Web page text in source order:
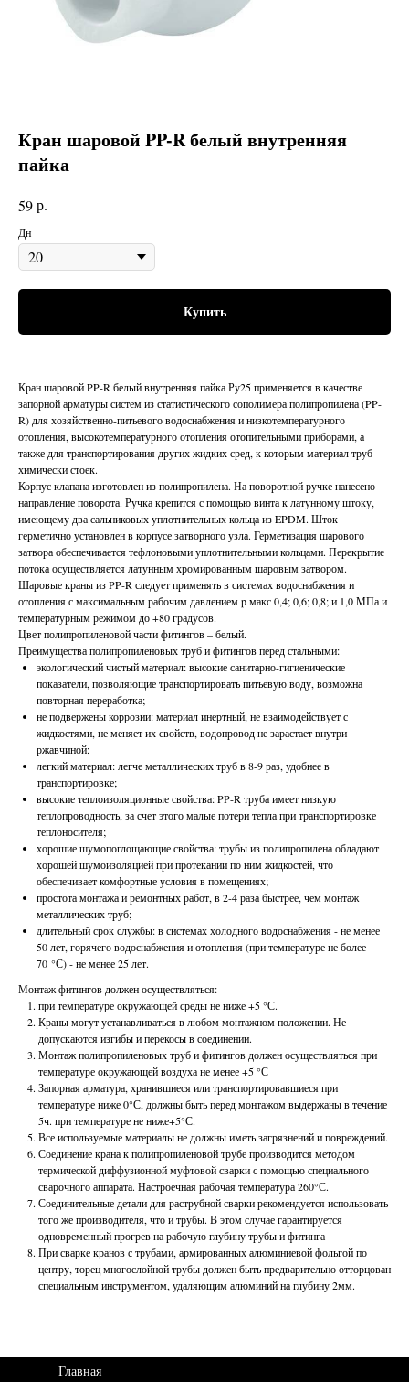
Кран шаровой PP-R белый внутренняя
пайка
59р.
Дн
Купить
Кран шаровой PP-R белый внутренняя пайка Ру25 применяется в качестве
запорной арматуры систем из статистического сополимера полипропилена (PP-
R) для хозяйственно-питьевого водоснабжения и низкотемпературного
отопления, высокотемпературного отопления отопительными приборами, а
также для транспортирования других жидких сред, к которым материал труб
химически стоек.
Корпус клапана изготовлен из полипропилена. На поворотной ручке нанесено
направление поворота. Ручка крепится с помощью винта к латунному штоку,
имеющему два сальниковых уплотнительных кольца из EPDM. Шток
герметично установлен в корпусе затворного узла. Герметизация шарового
затвора обеспечивается тефлоновыми уплотнительными кольцами. Перекрытие
потока осуществляется латунным хромированным шаровым затвором.
Шаровые краны из PP-R следует применять в системах водоснабжения и
отопления с максимальным рабочим давлением p макс 0,4; 0,6; 0,8; и 1,0 МПа и
температурным режимом до +80 градусов.
Цвет полипропиленовой части фитингов – белый.
Преимущества полипропиленовых труб и фитингов перед стальными:
экологический чистый материал: высокие санитарно-гигиенические
показатели, позволяющие транспортировать питьевую воду, возможна
повторная переработка;
не подвержены коррозии: материал инертный, не взаимодействует с
жидкостями, не меняет их свойств, водопровод не зарастает внутри
ржавчиной;
легкий материал: легче металлических труб в 8-9 раз, удобнее в
транспортировке;
высокие теплоизоляционные свойства: PP-R труба имеет низкую
теплопроводность, за счет этого малые потери тепла при транспортировке
теплоносителя;
хорошие шумопоглощающие свойства: трубы из полипропилена обладают
хорошей шумоизоляцией при протекании по ним жидкостей, что
обеспечивает комфортные условия в помещениях;
простота монтажа и ремонтных работ, в 2-4 раза быстрее, чем монтаж
металлических труб;
длительный срок службы: в системах холодного водоснабжения - не менее
50 лет, горячего водоснабжения и отопления (при температуре не более
70 °С) - не менее 25 лет.
Монтаж фитингов должен осуществляться:
при температуре окружающей среды не ниже +5 °С.
Краны могут устанавливаться в любом монтажном положении. Не
допускаются изгибы и перекосы в соединении.
Монтаж полипропиленовых труб и фитингов должен осуществляться при
температуре окружающей воздуха не менее +5 °С
Запорная арматура, хранившиеся или транспортировавшиеся при
температуре ниже 0°С, должны быть перед монтажом выдержаны в течение
5ч. при температуре не ниже+5°С.
Все используемые материалы не должны иметь загрязнений и повреждений.
Соединение крана к полипропиленовой трубе производится методом
термической диффузионной муфтовой сварки с помощью специального
сварочного аппарата. Настроечная рабочая температура 260°С.
Соединительные детали для раструбной сварки рекомендуется использовать
того же производителя, что и трубы. В этом случае гарантируется
одновременный прогрев на рабочую глубину трубы и фитинга
При сварке кранов с трубами, армированных алюминиевой фольгой по
центру, торец многослойной трубы должен быть предварительно отторцован
специальным инструментом, удаляющим алюминий на глубину 2мм.
Главная